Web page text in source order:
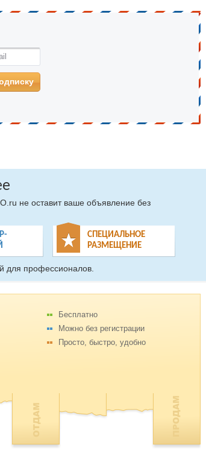
не оставит ваше объявление без
СПЕЦИАЛЬНОЕ
РАЗМЕЩЕНИЕ
для профессионалов.
Бесплатно
Можно без регистрации
Просто, быстро, удобно